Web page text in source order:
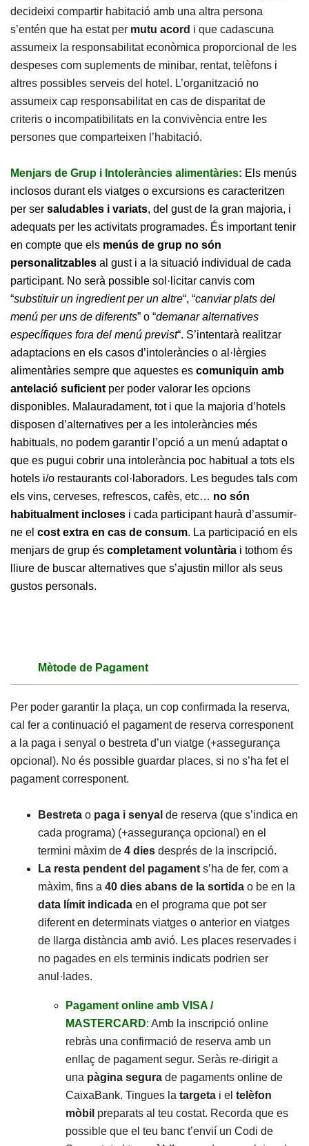
decideixi compartir habitació amb una altra persona
s’entén que ha estat per mutu acord i que cadascuna
assumeix la responsabilitat econòmica proporcional de les
despeses com suplements de minibar, rentat, telèfons i
altres possibles serveis del hotel. L’organització no
assumeix cap responsabilitat en cas de disparitat de
criteris o incompatibilitats en la convivència entre les
persones que comparteixen l’habitació.
Menjars de Grup i Intoleràncies alimentàries: Els menús
inclosos durant els viatges o excursions es caracteritzen
per ser saludables i variats, del gust de la gran majoria, i
adequats per les activitats programades. És important tenir
en compte que els menús de grup no són
personalitzables al gust i a la situació individual de cada
participant. No serà possible sol·licitar canvis com
“substituir un ingredient per un altre“, “canviar plats del
menú per uns de diferents” o “demanar alternatives
específiques fora del menú previst“. S’intentarà realitzar
adaptacions en els casos d’intoleràncies o al·lèrgies
alimentàries sempre que aquestes es comuniquin amb
antelació suficient per poder valorar les opcions
disponibles. Malauradament, tot i que la majoria d’hotels
disposen d’alternatives per a les intoleràncies més
habituals, no podem garantir l’opció a un menú adaptat o
que es pugui cobrir una intolerància poc habitual a tots els
hotels i/o restaurants col·laboradors. Les begudes tals com
els vins, cerveses, refrescos, cafès, etc… no són
habitualment incloses i cada participant haurà d’assumir-
ne el cost extra en cas de consum. La participació en els
menjars de grup és completament voluntària i tothom és
lliure de buscar alternatives que s’ajustin millor als seus
gustos personals.
Mètode de Pagament
Per poder garantir la plaça, un cop confirmada la reserva,
cal fer a continuació el pagament de reserva corresponent
a la paga i senyal o bestreta d’un viatge (+assegurança
opcional). No és possible guardar places, si no s’ha fet el
pagament corresponent.
Bestreta o paga i senyal de reserva (que s’indica en
cada programa) (+assegurança opcional) en el
termini màxim de 4 dies després de la inscripció.
La resta pendent del pagament s’ha de fer, com a
màxim, fins a 40 dies abans de la sortida o be en la
data límit indicada en el programa que pot ser
diferent en determinats viatges o anterior en viatges
de llarga distància amb avió. Les places reservades i
no pagades en els terminis indicats podrien ser
anul·lades.
Pagament online amb VISA /
MASTERCARD: Amb la inscripció online
rebràs una confirmació de reserva amb un
enllaç de pagament segur. Seràs re-dirigit a
una pàgina segura de pagaments online de
CaixaBank. Tingues la targeta i el telèfon
mòbil preparats al teu costat. Recorda que es
possible que el teu banc t’envií un Codi de